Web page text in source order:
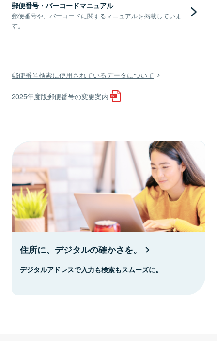
郵便番号・バーコードマニュアル
郵便番号や、バーコードに関するマニュアルを掲載していま
す。
郵便番号検索に使用されているデータについて
2025年度版郵便番号の変更案内
住所に、デジタルの確かさを。
デジタルアドレスで入力も検索もスムーズに。